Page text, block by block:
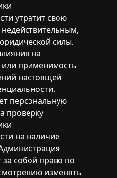
утратит свою
силы,
на
или применимость
настоящей
персональную
проверку
на наличие
за собой право по
изменять